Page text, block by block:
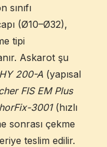
sınıfı
(Ø10–Ø32),
tipi
Askarot şu
200-A (yapısal
FIS EM Plus
3001(hızlı
sonrası çekme
teslim edilir.